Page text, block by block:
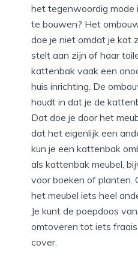
het tegenwoordig mode
te bouwen? Het
doe je niet omdat je kat
stelt aan zijn of haar
kattenbak vaak een
huis inrichting. De
houdt in dat je de
Dat doe je door het
dat het eigenlijk een
kun je een kattenbak
als kattenbak meubel,
voor boeken of planten.
het meubel iets heel
Je kunt de poepdoos
omtoveren tot iets
cover.